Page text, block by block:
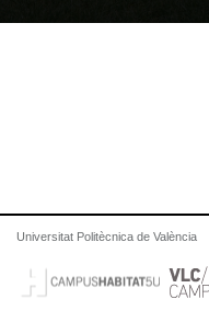
Universitat Politècnica de València